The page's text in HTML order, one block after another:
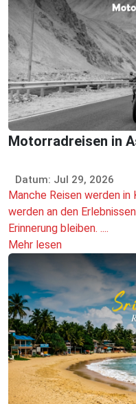
Motorradreisen in
Datum: Jul 29, 2026
Manche Reisen werden
werden an den
Erinnerung bleiben. ....
Mehr lesen